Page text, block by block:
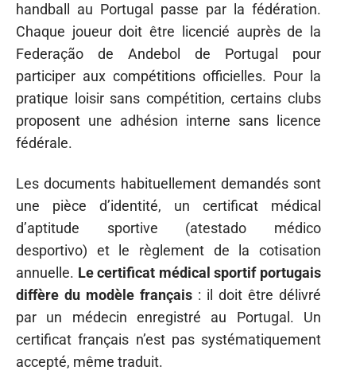
handball au Portugal passe par la fédération.
Chaque joueur doit être licencié auprès de la
Federação de Andebol de Portugal pour
participer aux compétitions officielles. Pour la
pratique loisir sans compétition, certains clubs
proposent une adhésion interne sans licence
fédérale.
Les documents habituellement demandés sont
une pièce d’identité, un certificat médical
d’aptitude sportive (atestado médico
desportivo) et le règlement de la cotisation
annuelle. Le certificat médical sportif portugais
diffère du modèle français : il doit être délivré
par un médecin enregistré au Portugal. Un
certificat français n’est pas systématiquement
accepté, même traduit.